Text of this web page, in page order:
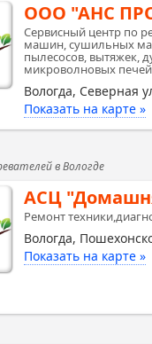
ООО "АНС
Сервисный центр по
машин, сушильных
пылесосов, вытяжек,
микроволновых
Вологда, Северная
Показать на карте »
в Вологде
АСЦ
Ремонт
Вологда,
Показать на карте »